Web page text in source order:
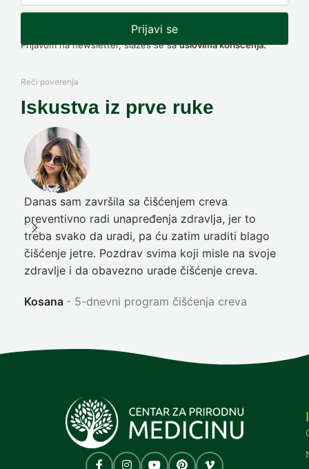
Prijavi se
Prijavom na newsletter, slažeš se sauslovima korišćenja.
Reči poverenja
Iskustva iz prve ruke
Danas sam završila sa čišćenjem creva
preventivno radi unapređenja zdravlja, jer to
treba svako da uradi, pa ću zatim uraditi blago
čišćenje jetre. Pozdrav svima koji misle na svoje
zdravlje i da obavezno urade čišćenje creva.
Kosana 5-dnevni program čišćenja creva